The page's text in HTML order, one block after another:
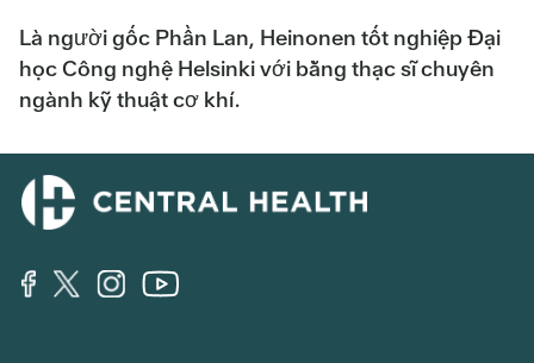
Là người gốc Phần Lan, Heinonen tốt nghiệp Đại
học Công nghệ Helsinki với bằng thạc sĩ chuyên
ngành kỹ thuật cơ khí.